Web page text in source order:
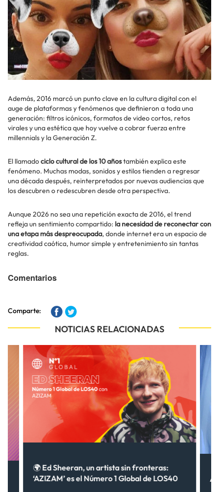
Además, 2016 marcó un punto clave en la cultura digital con el
auge de plataformas y fenómenos que definieron a toda una
generación: filtros icónicos, formatos de video cortos, retos
virales y una estética que hoy vuelve a cobrar fuerza entre
millennials y la Generación Z.
El llamadociclo cultural de los 10 añostambién explica este
fenómeno. Muchas modas, sonidos y estilos tienden a regresar
una década después, reinterpretados por nuevas audiencias que
los descubren o redescubren desde otra perspectiva.
Aunque 2026 no sea una repetición exacta de 2016, el trend
refleja un sentimiento compartido: la necesidad de reconectar con
una etapa más despreocupada, donde internet era un espacio de
creatividad caótica, humor simple y entretenimiento sin tantas
reglas.
Comentarios
Comparte:
NOTICIAS RELACIONADAS
🌍 Ed Sheeran, un artista sin fronteras:
‘AZIZAM’ es el Número 1 Global de LOS40